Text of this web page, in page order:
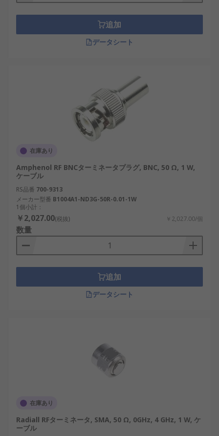
追加
データシート
在庫あり
Amphenol RF BNCターミネータプラグ, BNC, 50 Ω, 1 W,
ケーブル
RS品番 700-9313
メーカー型番 B1004A1-ND3G-50R-0.01-1W
1個小計：
￥2,027.00(税抜) ￥2,027.00/個
数量
追加
データシート
在庫あり
Radiall RFターミネータ, SMA, 50 Ω, 0GHz, 4 GHz, 1 W, ケ
ーブル